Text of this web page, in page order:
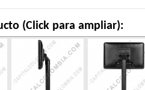
(Click para ampliar):